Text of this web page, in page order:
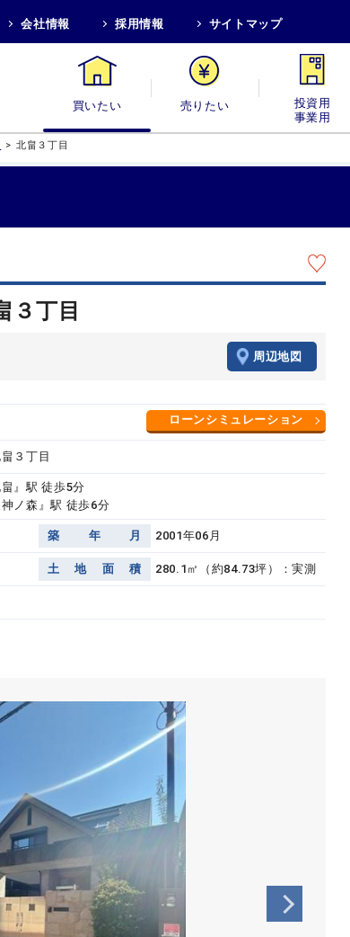
会社情報 採用情報 サイトマップ
買いたい 売りたい 投資用・事業用
> 北畠３丁目
３丁目
周辺地図
ローンシミュレーション
３丁目
』駅 徒歩5分
ノ森』駅 徒歩6分
築 年 月 2001年06月
土 地 面 積 280.1㎡（約84.73坪）：実測